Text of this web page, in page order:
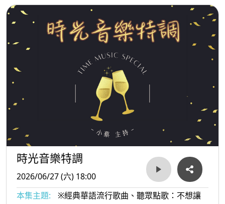
時光音樂特調
2026/06/27 (六) 18:00
本集主題:
※經典華語流行歌曲、聽眾點歌：不想讓